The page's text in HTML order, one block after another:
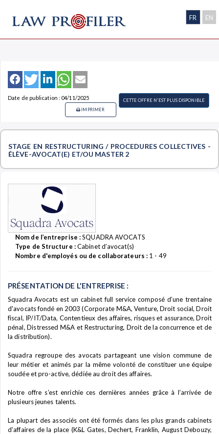
FR EN
Date de publication : 04/11/2025
CETTE OFFRE N'EST PLUS DISPONIBLE
IMPRIMER
STAGE EN RESTRUCTURING / PROCEDURES COLLECTIVES -
ÉLÈVE-AVOCAT(E) ET/OU MASTER 2
Nom de l’entreprise :SQUADRA AVOCATS
Type de Structure :Cabinet d’avocat(s)
Nombre d'employés ou de collaborateurs : 1 - 49
PRÉSENTATION DE L'ENTREPRISE :
Squadra Avocats est un cabinet full service composé d’une trentaine
d'avocats fondé en 2003 (Corporate M&A, Venture, Droit social, Droit
fiscal, IP/IT/Data, Contentieux des affaires, risques et assurance, Droit
pénal, Distressed M&A et Restructuring, Droit de la concurrence et de
la distribution).
Squadra regroupe des avocats partageant une vision commune de
leur métier et animés par la même volonté de constituer une équipe
soudée et pro-active, dédiée au droit des affaires.
Notre offre s’est enrichie ces dernières années grâce à l’arrivée de
plusieurs jeunes talents.
La plupart des associés ont été formés dans les plus grands cabinets
d’affaires de la place (K&L Gates, Dechert, Franklin, August Debouzy,